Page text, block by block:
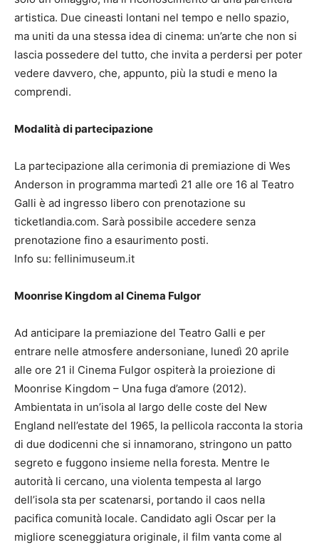
artistica. Due cineasti lontani nel tempo e nello spazio,
ma uniti da una stessa idea di cinema: un’arte che non si
lascia possedere del tutto, che invita a perdersi per poter
vedere davvero, che, appunto, più la studi e meno la
comprendi.
Modalità di partecipazione
La partecipazione alla cerimonia di premiazione di Wes
Anderson in programma martedì 21 alle ore 16 al Teatro
Galli è ad ingresso libero con prenotazione su
ticketlandia.com. Sarà possibile accedere senza
prenotazione fino a esaurimento posti.
Info su: fellinimuseum.it
Moonrise Kingdom al Cinema Fulgor
Ad anticipare la premiazione del Teatro Galli e per
entrare nelle atmosfere andersoniane, lunedì 20 aprile
alle ore 21 il Cinema Fulgor ospiterà la proiezione di
Moonrise Kingdom – Una fuga d’amore (2012).
Ambientata in un’isola al largo delle coste del New
England nell’estate del 1965, la pellicola racconta la storia
di due dodicenni che si innamorano, stringono un patto
segreto e fuggono insieme nella foresta. Mentre le
autorità li cercano, una violenta tempesta al largo
dell’isola sta per scatenarsi, portando il caos nella
pacifica comunità locale. Candidato agli Oscar per la
migliore sceneggiatura originale, il film vanta come al